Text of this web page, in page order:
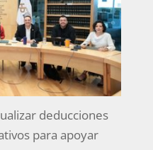
deducciones
para apoyar